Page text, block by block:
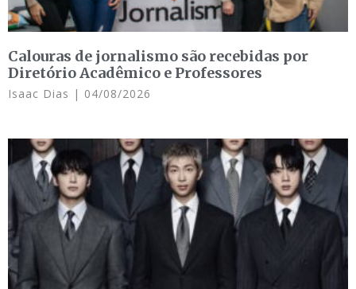
Calouras de jornalismo são recebidas por
Diretório Acadêmico e Professores
Isaac Dias 04/08/2026